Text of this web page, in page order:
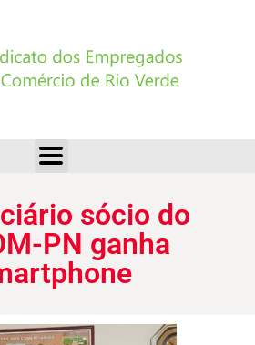
sócio do
PN ganha